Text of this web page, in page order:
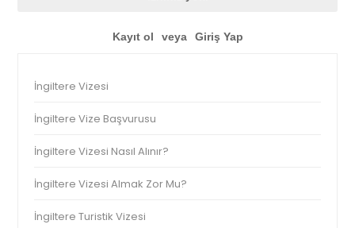
Kayıt ol veya Giriş Yap
İngiltere Vizesi
İngiltere Vize Başvurusu
İngiltere Vizesi Nasıl Alınır?
İngiltere Vizesi Almak Zor Mu?
İngiltere Turistik Vizesi